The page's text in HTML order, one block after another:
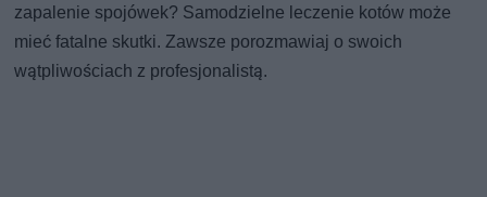
zapalenie spojówek? Samodzielne leczenie kotów może
mieć fatalne skutki. Zawsze porozmawiaj o swoich
wątpliwościach z profesjonalistą.